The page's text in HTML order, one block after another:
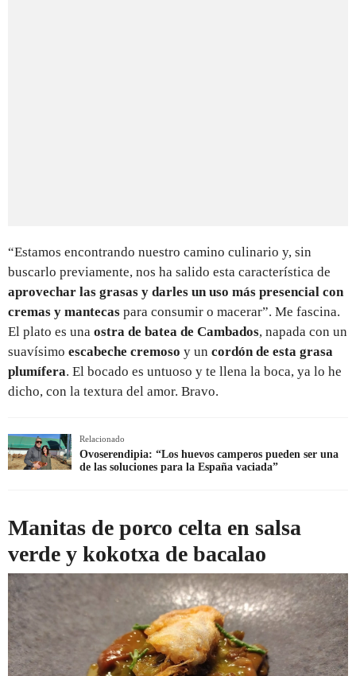
“Estamos encontrando nuestro camino culinario y, sin
buscarlo previamente, nos ha salido esta característica de
aprovechar las grasas y darles un uso más presencial con
cremas y mantecas para consumir o macerar”. Me fascina.
El plato es una ostra de batea de Cambados, napada con un
suavísimo escabeche cremoso y un cordón de esta grasa
plumífera. El bocado es untuoso y te llena la boca, ya lo he
dicho, con la textura del amor. Bravo.
Relacionado
Ovoserendipia: “Los huevos camperos pueden ser una
de las soluciones para la España vaciada”
Manitas de porco celta en salsa
verde y kokotxa de bacalao